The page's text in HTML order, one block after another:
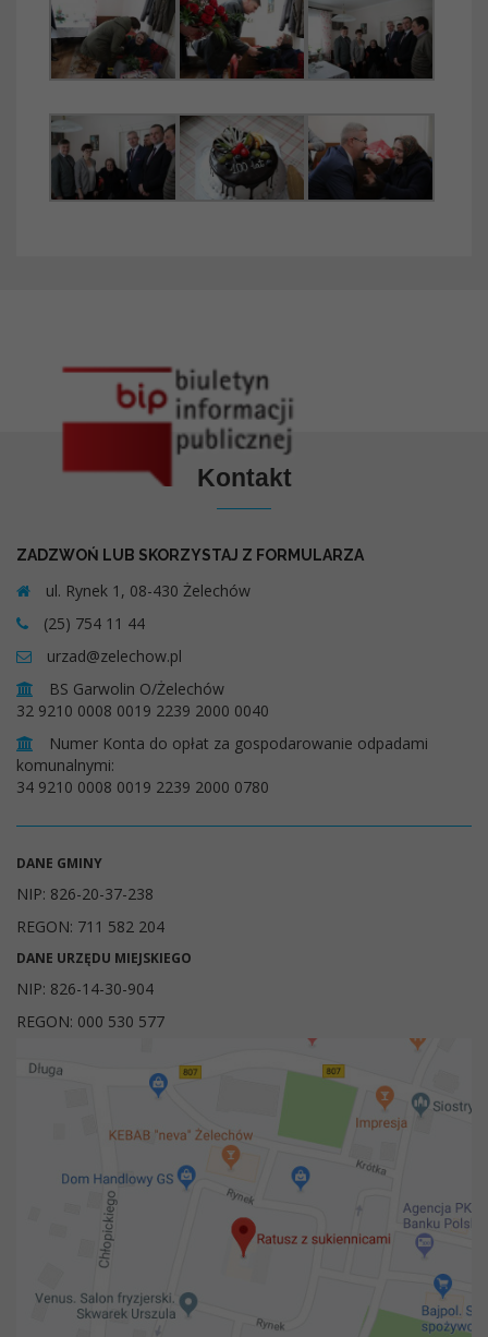
Kontakt
ZADZWOŃ LUB SKORZYSTAJ Z FORMULARZA
ul. Rynek 1, 08-430 Żelechów
(25) 754 11 44
urzad@zelechow.pl
BS Garwolin O/Żelechów
32 9210 0008 0019 2239 2000 0040
Numer Konta do opłat za gospodarowanie odpadami
komunalnymi:
34 9210 0008 0019 2239 2000 0780
DANE GMINY
NIP: 826-20-37-238
REGON: 711 582 204
DANE URZĘDU MIEJSKIEGO
NIP: 826-14-30-904
REGON: 000 530 577